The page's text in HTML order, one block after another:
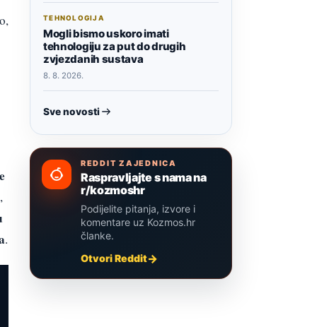
.
TEHNOLOGIJA
Mogli bismo uskoro imati
tehnologiju za put do drugih
zvjezdanih sustava
8. 8. 2026.
Sve novosti
REDDIT ZAJEDNICA
Raspravljajte s nama na
r/kozmoshr
Podijelite pitanja, izvore i
komentare uz Kozmos.hr
članke.
Otvori Reddit